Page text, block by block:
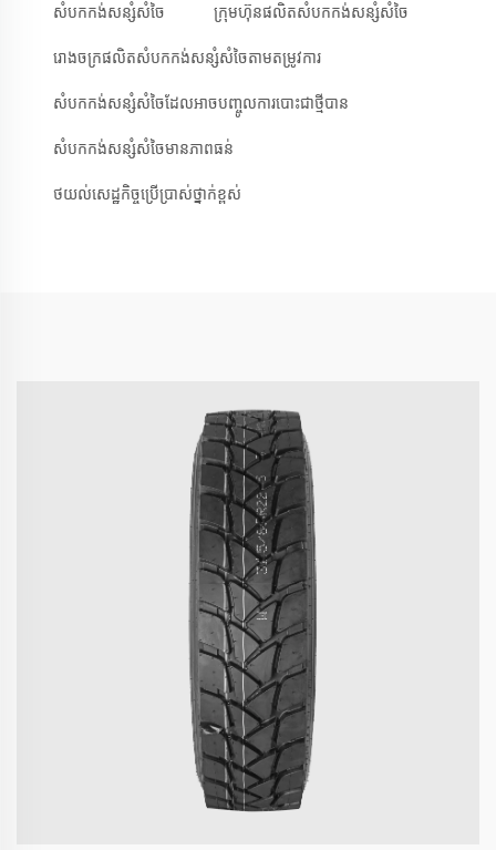
សំបកកង់សន្សំសំចៃ ក្រុមហ៊ុនផលិតសំបកកង់សន្សំសំចៃ
រោងចក្រផលិតសំបកកង់សន្សំសំចៃតាមតម្រូវការ
សំបកកង់សន្សំសំចៃដែលអាចបញ្ចូលការបោះជាថ្មីបាន
សំបកកង់សន្សំសំចៃមានភាពធន់
ថយល់សេដ្ឋកិច្ចប្រើប្រាស់ថ្នាក់ខ្ពស់